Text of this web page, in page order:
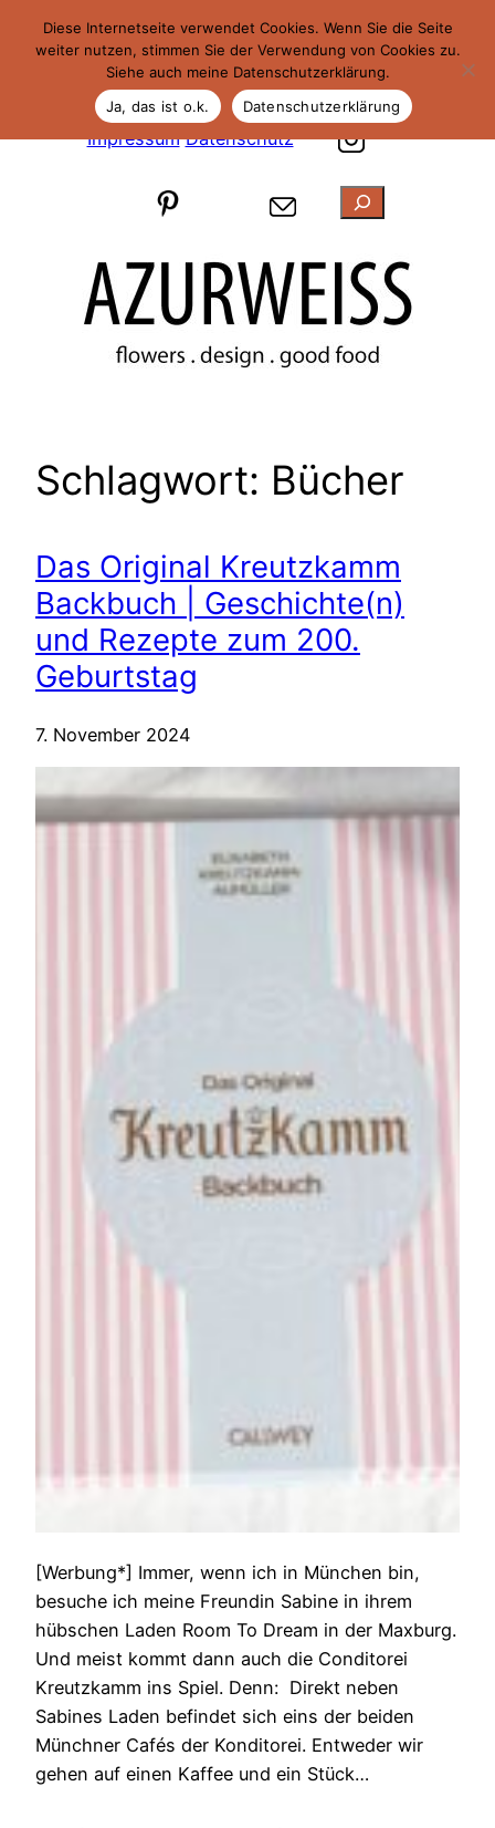
Inhalt
Impressum Datenschutz
Suchen
Schlagwort: Bücher
Das Original Kreutzkamm
Backbuch | Geschichte(n)
und Rezepte zum 200.
Geburtstag
7. November 2024
[Werbung*] Immer, wenn ich in München bin,
besuche ich meine Freundin Sabine in ihrem
hübschen Laden Room To Dream in der Maxburg.
Und meist kommt dann auch die Conditorei
Kreutzkamm ins Spiel. Denn: Direkt neben
Sabines Laden befindet sich eins der beiden
Münchner Cafés der Konditorei. Entweder wir
gehen auf einen Kaffee und ein Stück…
Diese Internetseite verwendet Cookies. Wenn Sie die Seite
weiter nutzen, stimmen Sie der Verwendung von Cookies zu.
Siehe auch meine Datenschutzerklärung.
Ja, das ist o.k.
Datenschutzerklärung